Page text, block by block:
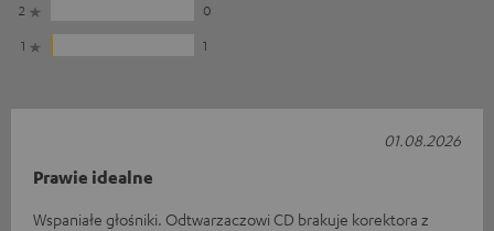
2
0
1
1
Prawie idealne
Wspaniałe głośniki. Odtwarzaczowi CD brakuje korektora z
01.08.2026